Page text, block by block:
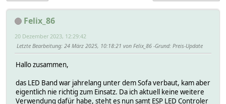
Felix_86
20 Dezember 2023, 12:29:42
Letzte Bearbeitung: 24 März 2025, 10:18:21 von Felix_86 Grund: Preis-Update
Hallo zusammen,
das LED Band war jahrelang unter dem Sofa verbaut, kam aber
eigentlich nie richtig zum Einsatz. Da ich aktuell keine weitere
Verwendung dafür habe, steht es nun samt ESP LED Controler